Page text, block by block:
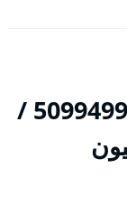
خدمة نقل عفش العيون / 50994991 /